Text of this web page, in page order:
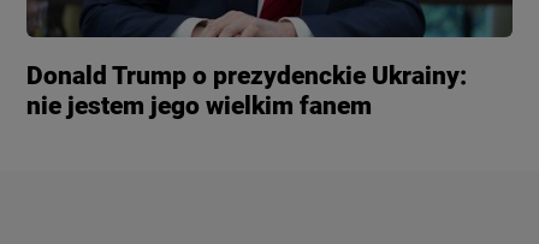
Donald Trump o prezydenckie Ukrainy:
nie jestem jego wielkim fanem